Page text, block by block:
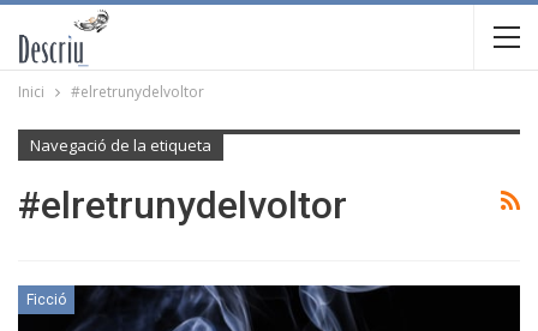
Inici #elretrunydelvoltor
Navegació de la etiqueta
#elretrunydelvoltor
Ficció